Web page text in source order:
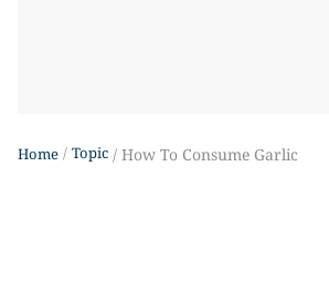
Home Topic How To Consume Garlic